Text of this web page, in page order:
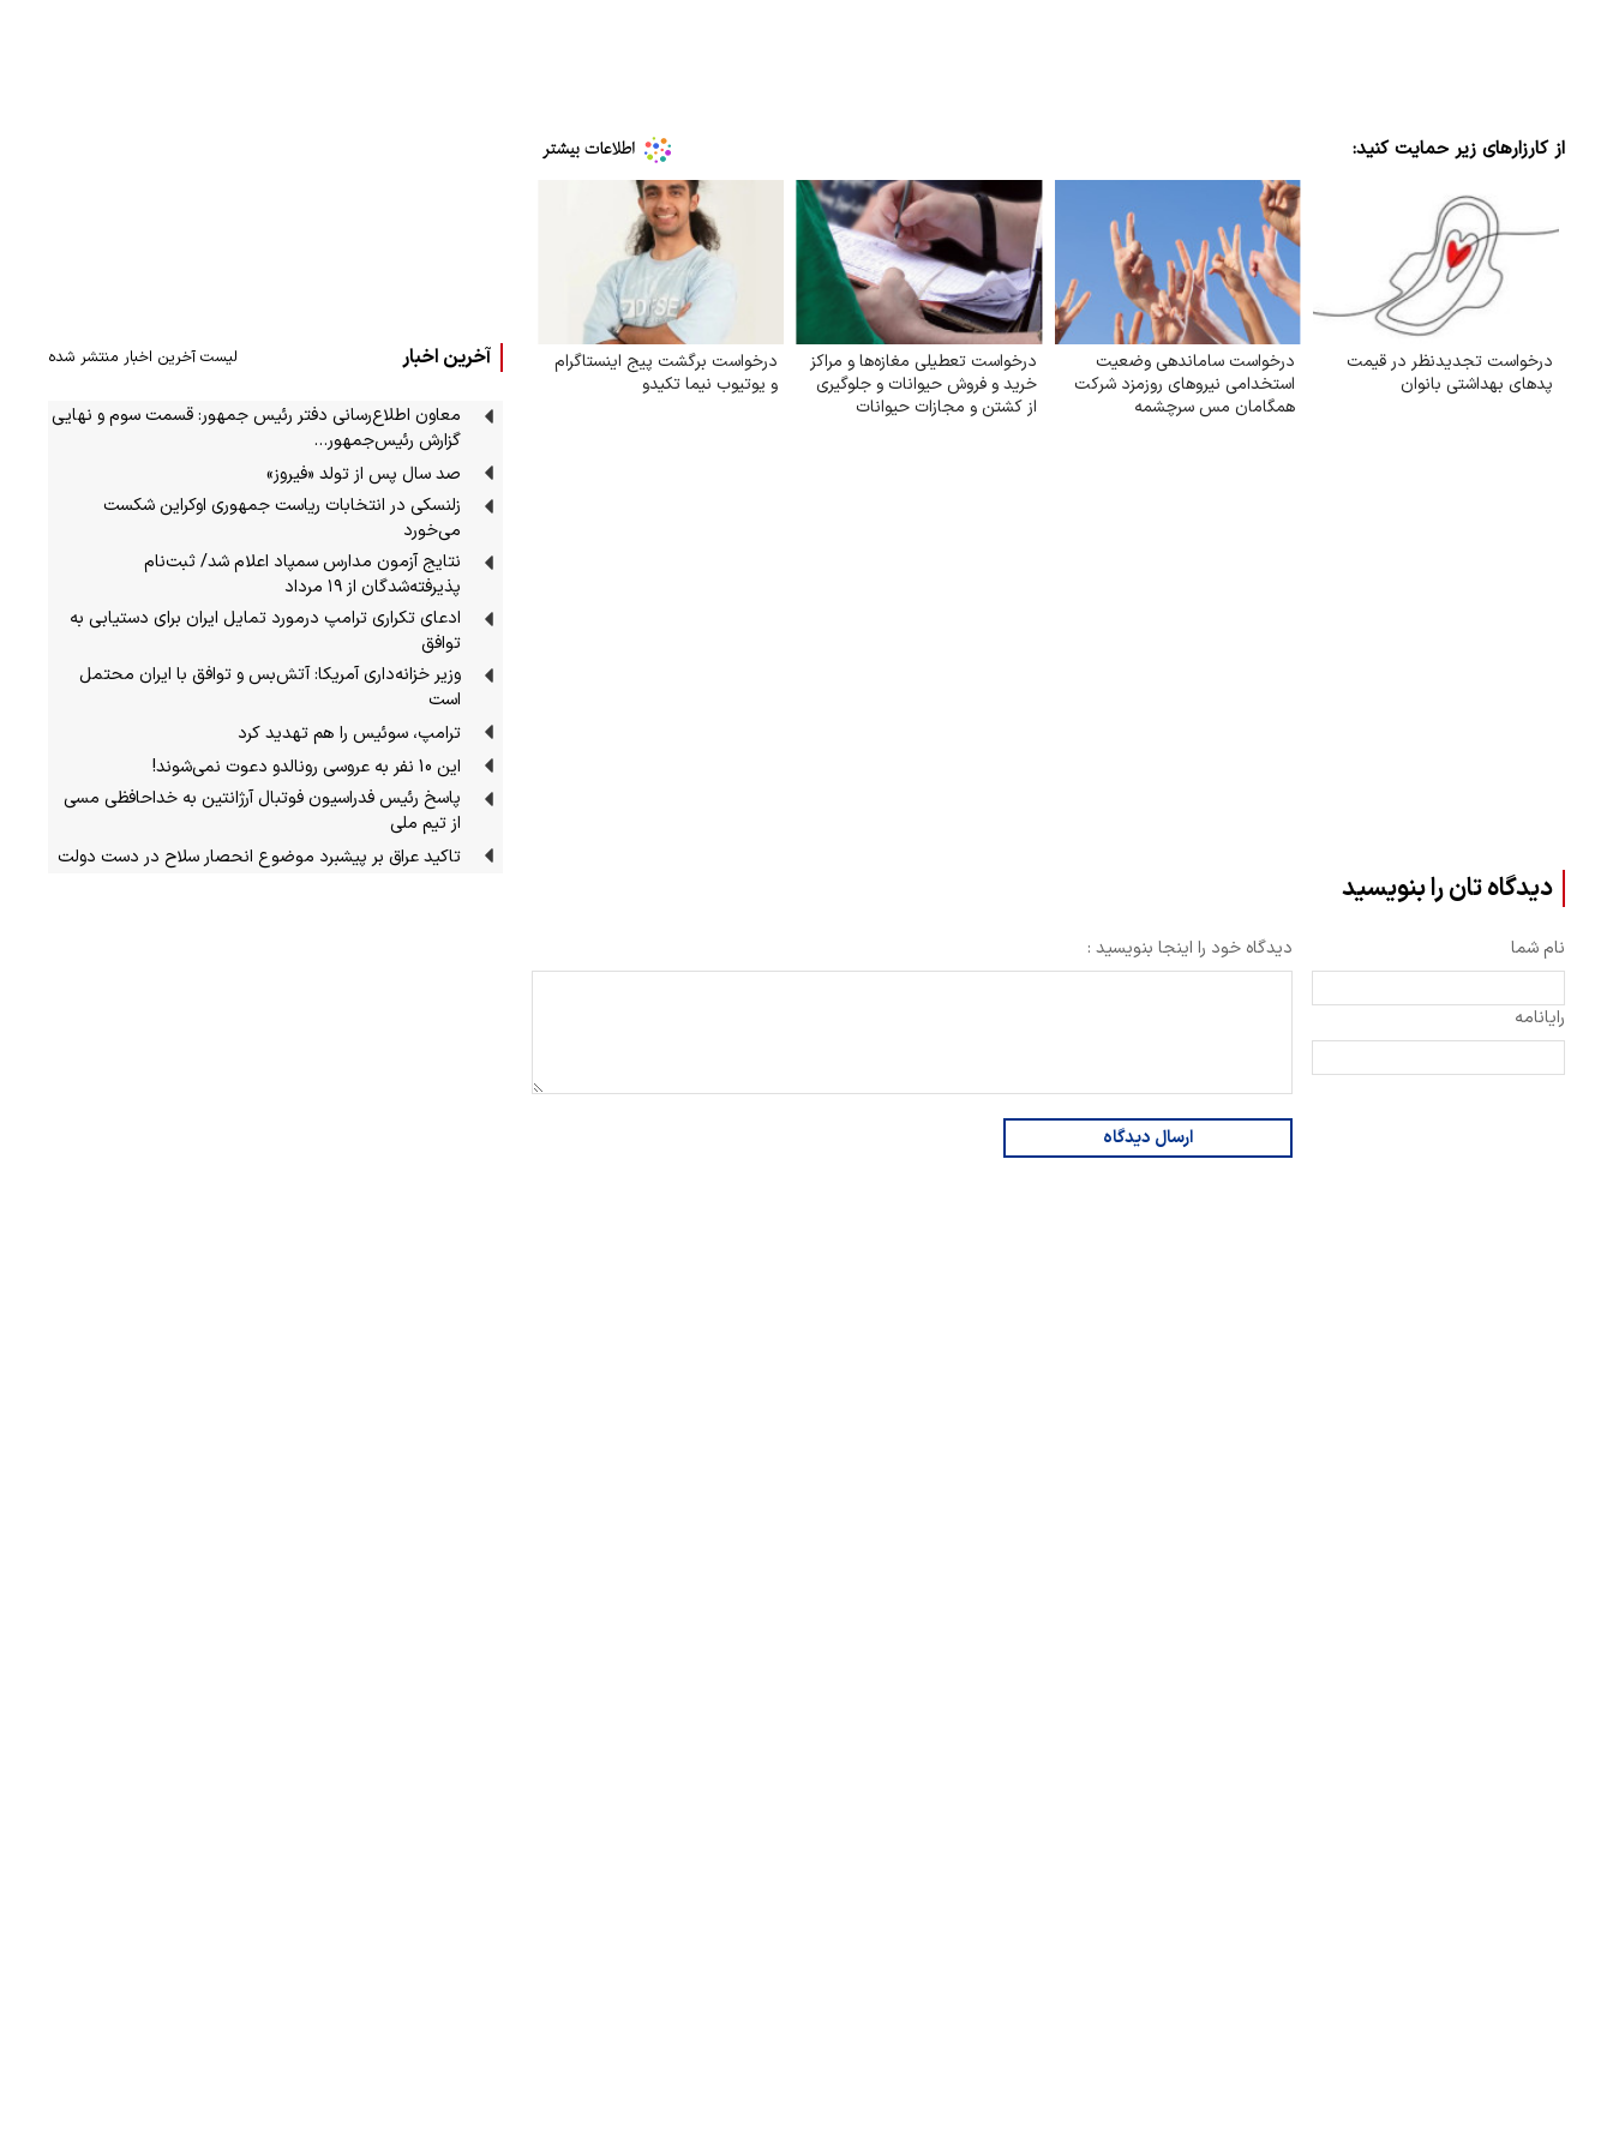
از کارزارهای زیر حمایت کنید:
درخواست تجدیدنظر در قیمت
پدهای بهداشتی بانوان
درخواست ساماندهی وضعیت
استخدامی نیروهای روزمزد شرکت
همگامان مس سرچشمه
درخواست تعطیلی مغازه‌ها و مراکز
خرید و فروش حیوانات و جلوگیری
از کشتن و مجازات حیوانات
درخواست برگشت پیج اینستاگرام
و یوتیوب نیما تکیدو
دیدگاه تان را بنویسید
نام شما
رایانامه
دیدگاه خود را اینجا بنویسید :
ارسال دیدگاه
آخرین اخبار لیست آخرین اخبار منتشر شده
معاون اطلاع‌رسانی دفتر رئیس جمهور: قسمت سوم و نهایی
گزارش رئیس‌جمهور…
صد سال پس از تولد «فیروز»
زلنسکی در انتخابات ریاست جمهوری اوکراین شکست
می‌خورد
نتایج آزمون مدارس سمپاد اعلام شد/ ثبت‌نام
پذیرفته‌شدگان از ۱۹ مرداد
ادعای تکراری ترامپ درمورد تمایل ایران برای دستیابی به
توافق
وزیر خزانه‌داری آمریکا: آتش‌بس و توافق با ایران محتمل
است
ترامپ، سوئیس را هم تهدید کرد
این 10 نفر به عروسی رونالدو دعوت نمی‌شوند!
پاسخ رئیس فدراسیون فوتبال آرژانتین به خداحافظی مسی
از تیم ملی
تاکید عراق بر پیشبرد موضوع انحصار سلاح در دست دولت